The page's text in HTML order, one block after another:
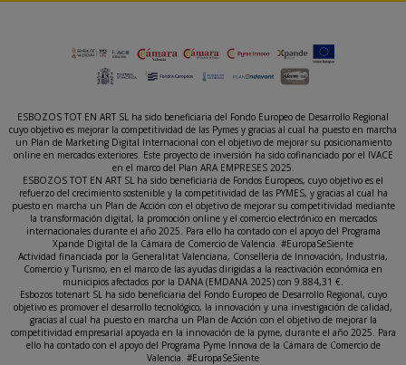
ESBOZOS TOT EN ART SL ha sido beneficiaria del Fondo Europeo de Desarrollo Regional
cuyo objetivo es mejorar la competitividad de las Pymes y gracias al cual ha puesto en marcha
un Plan de Marketing Digital Internacional con el objetivo de mejorar su posicionamiento
online en mercados exteriores. Este proyecto de inversión ha sido cofinanciado por el IVACE
en el marco del Plan ARA EMPRESES 2025.
ESBOZOS TOT EN ART SL ha sido beneficiaria de Fondos Europeos, cuyo objetivo es el
refuerzo del crecimiento sostenible y la competitividad de las PYMES, y gracias al cual ha
puesto en marcha un Plan de Acción con el objetivo de mejorar su competitividad mediante
la transformación digital, la promoción online y el comercio electrónico en mercados
internacionales durante el año 2025. Para ello ha contado con el apoyo del Programa
Xpande Digital de la Cámara de Comercio de Valencia. #EuropaSeSiente
Actividad financiada por la Generalitat Valenciana, Conselleria de Innovación, Industria,
Comercio y Turismo, en el marco de las ayudas dirigidas a la reactivación económica en
municipios afectados por la DANA (EMDANA 2025) con 9.884,31 €.
Esbozos totenart SL ha sido beneficiaria del Fondo Europeo de Desarrollo Regional, cuyo
objetivo es promover el desarrollo tecnológico, la innovación y una investigación de calidad,
gracias al cual ha puesto en marcha un Plan de Acción con el objetivo de mejorar la
competitividad empresarial apoyada en la innovación de la pyme, durante el año 2025. Para
ello ha contado con el apoyo del Programa Pyme Innova de la Cámara de Comercio de
Valencia. #EuropaSeSiente